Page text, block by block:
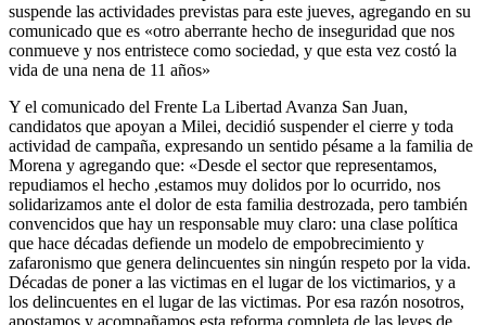
suspende las actividades previstas para este jueves, agregando en su
comunicado que es «otro aberrante hecho de inseguridad que nos
conmueve y nos entristece como sociedad, y que esta vez costó la
vida de una nena de 11 años»
Y el comunicado del Frente La Libertad Avanza San Juan,
candidatos que apoyan a Milei, decidió suspender el cierre y toda
actividad de campaña, expresando un sentido pésame a la familia de
Morena y agregando que: «Desde el sector que representamos,
repudiamos el hecho ,estamos muy dolidos por lo ocurrido, nos
solidarizamos ante el dolor de esta familia destrozada, pero también
convencidos que hay un responsable muy claro: una clase política
que hace décadas defiende un modelo de empobrecimiento y
zafaronismo que genera delincuentes sin ningún respeto por la vida.
Décadas de poner a las victimas en el lugar de los victimarios, y a
los delincuentes en el lugar de las victimas. Por esa razón nosotros,
apostamos y acompañamos esta reforma completa de las leyes de